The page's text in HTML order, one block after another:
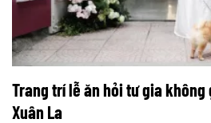
Trang trí lễ ăn hỏi tư gia
Xuân La